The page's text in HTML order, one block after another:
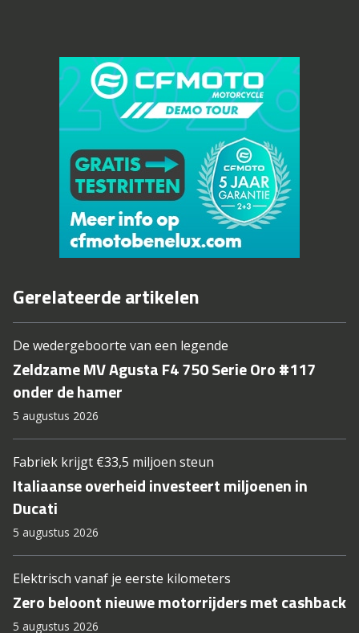
Gerelateerde artikelen
De wedergeboorte van een legende
Zeldzame MV Agusta F4 750 Serie Oro #117
onder de hamer
5 augustus 2026
Fabriek krijgt €33,5 miljoen steun
Italiaanse overheid investeert miljoenen in
Ducati
5 augustus 2026
Elektrisch vanaf je eerste kilometers
Zero beloont nieuwe motorrijders met cashback
5 augustus 2026